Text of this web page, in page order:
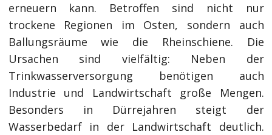
erneuern kann. Betroffen sind nicht nur
trockene Regionen im Osten, sondern auch
Ballungsräume wie die Rheinschiene. Die
Ursachen sind vielfältig: Neben der
Trinkwasserversorgung benötigen auch
Industrie und Landwirtschaft große Mengen.
Besonders in Dürrejahren steigt der
Wasserbedarf in der Landwirtschaft deutlich.